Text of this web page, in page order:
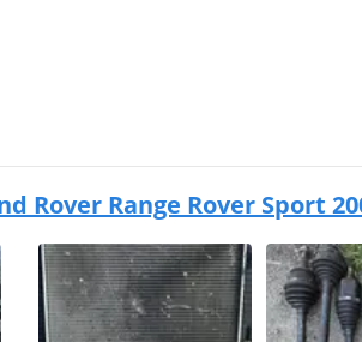
Rover Range Rover Sport